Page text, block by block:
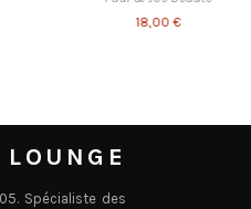
LOUNGE
Spécialiste des